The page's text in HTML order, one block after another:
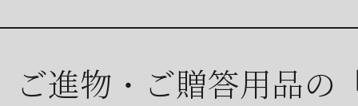
ご進物・ご贈答用品の